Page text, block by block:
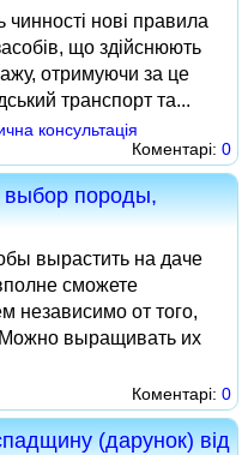
чинності нові правила
що здійснюють
отримуючи за це
транспорт та...
консультація
Коментарі: 0
породы,
вырастить на даче
сможете
независимо от того,
Можно выращивать их
Коментарі: 0
(дарунок) від